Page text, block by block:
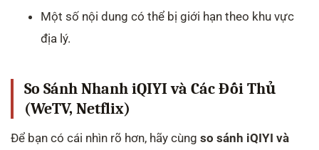
Một số nội dung có thể bị giới hạn theo khu vực
địa lý.
So Sánh Nhanh iQIYI và Các Đối Thủ
(WeTV, Netflix)
Để bạn có cái nhìn rõ hơn, hãy cùng so sánh iQIYI và